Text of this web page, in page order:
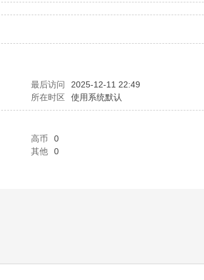
最后访问
2025-12-11 22:49
所在时区 使用系统默认
高币
0
其他
0